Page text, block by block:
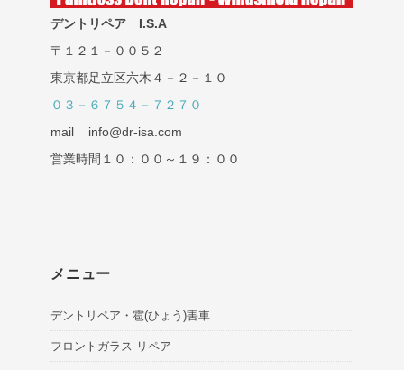
デントリペア I.S.A
〒１２１－００５２
東京都足立区六木４－２－１０
０３－６７５４－７２７０
mail info@dr-isa.com
営業時間１０：００～１９：００
メニュー
デントリペア・雹(ひょう)害車
フロントガラス リペア